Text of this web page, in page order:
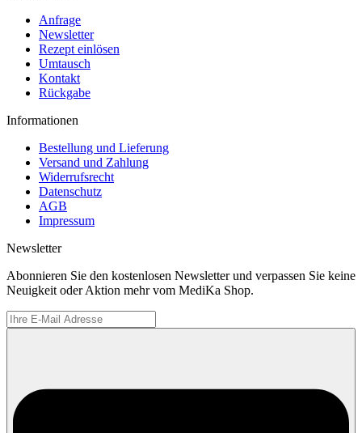
Anfrage
Newsletter
Rezept einlösen
Umtausch
Kontakt
Rückgabe
Informationen
Bestellung und Lieferung
Versand und Zahlung
Widerrufsrecht
Datenschutz
AGB
Impressum
Newsletter
Abonnieren Sie den kostenlosen Newsletter und verpassen Sie keine
Neuigkeit oder Aktion mehr vom MediKa Shop.